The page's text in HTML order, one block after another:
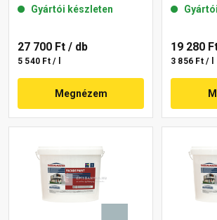
Gyártói készleten
27 700 Ft / db
5 540 Ft / l
Megnézem
19 280
3 856 Ft / l